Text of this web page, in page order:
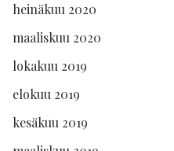
heinäkuu 2020
maaliskuu 2020
lokakuu 2019
elokuu 2019
kesäkuu 2019